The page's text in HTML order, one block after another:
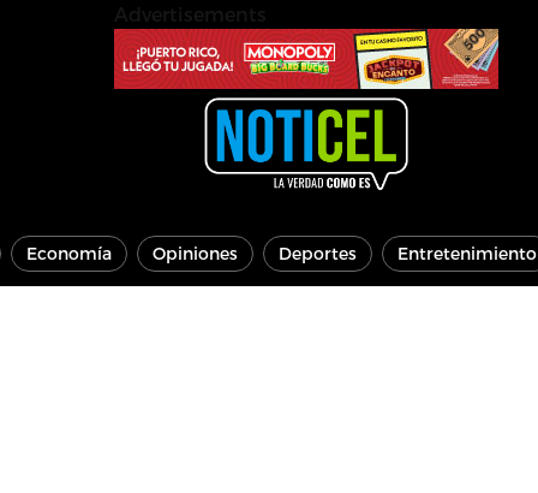
Economía Opiniones Deportes Entretenimiento